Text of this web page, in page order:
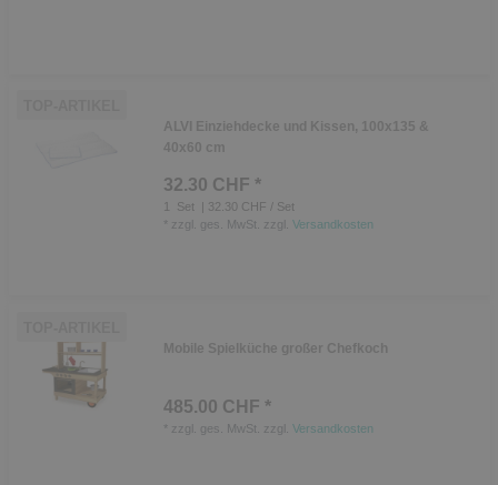
ALVI Einziehdecke und Kissen, 100x135 &
40x60 cm
32.30 CHF *
Set
| 32.30 CHF / Set
zzgl. ges. MwSt. zzgl. Versandkosten
Mobile Spielküche großer Chefkoch
485.00 CHF *
zzgl. ges. MwSt. zzgl. Versandkosten